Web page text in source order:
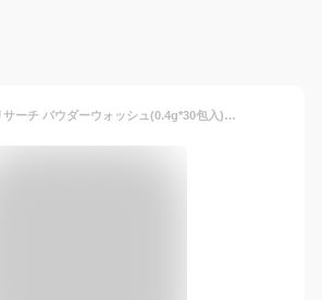
クレンジングリサーチ パウダーウォッシュ(0.4g*30包入)【クレンジングリサーチ】[酵素洗顔 洗顔 角質ケア 毛穴 AHA 角栓 黒ずみ 濃密泡]